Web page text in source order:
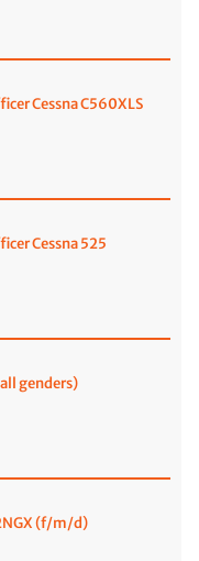
Cessna C560XLS
Cessna 525
genders)
(f/m/d)